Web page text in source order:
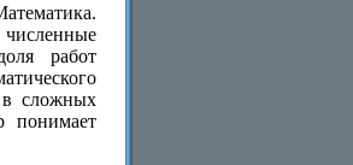
численные
работ
в сложных
понимает